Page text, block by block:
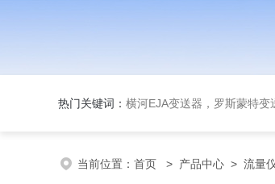
热门关键词： 横河EJA变送器，罗斯蒙特变送器，
当前位置： 首页 > 产品中心 > 流量